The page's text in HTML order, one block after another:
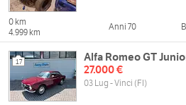
0 km
4.999 km
Anni 70
17
Alfa Romeo GT
27.000 €
03 Lug - Vinci (FI)